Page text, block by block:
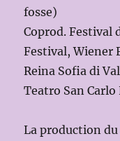
fosse)
Coprod. Festival
Festival, Wiener
Reina Sofia di
Teatro San Carlo
La production du